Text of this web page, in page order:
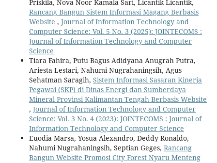
Priskila, Nova Noor Kamala Sari, Licantik Licantik,
Rancang Bangun Sistem Informasi Magang Berbasis
Website , Journal of Information Technology and
Computer Science: Vol. 5 No. 3 (2025): JOINTECOMS :
Journal of Information Technology and Computer
Science
Tiara Fahira, Putu Bagus Adidyana Anugrah Putra,
Ariesta Lestari, Nahumi Nugrahaningsih, Agus
Sehatman Saragih, Sistem Informasi Sasaran Kinerja
Pegawai (SKP) di Dinas Energi dan Sumberdaya
Mineral Provinsi Kalimantan Tengah Berbasis Website
, Journal of Information Technology and Computer
Science: Vol. 3 No. 4 (2023): JOINTECOMS : Journal of
Information Technology and Computer Science
Euodia Marsa, Yosua Alexandro, Deddy Ronaldo,
Nahumi Nugrahaningsih, Septian Geges, Rancang
Bangun Website Promosi City Forest Nyaru Menteng